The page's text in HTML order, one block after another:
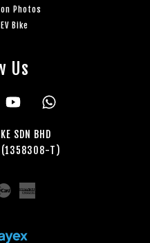
Photos
Bike
Us
YouTube
SDN BHD
T)
Master